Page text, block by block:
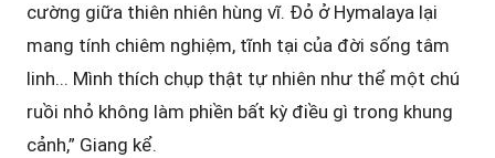
cường giữa thiên nhiên hùng vĩ. Đỏ ở Hymalaya lại
mang tính chiêm nghiệm, tĩnh tại của đời sống tâm
linh... Mình thích chụp thật tự nhiên như thể một chú
ruồi nhỏ không làm phiền bất kỳ điều gì trong khung
cảnh,” Giang kể.